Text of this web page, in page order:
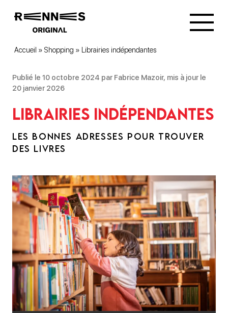
Accueil » Shopping » Librairies indépendantes
Publié le 10 octobre 2024 par Fabrice Mazoir, mis à jour le
20 janvier 2026
Librairies indépendantes
LES BONNES ADRESSES POUR TROUVER
DES LIVRES